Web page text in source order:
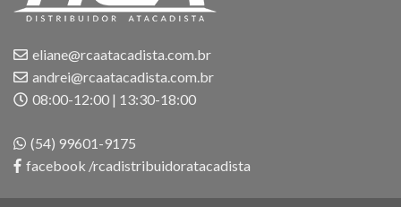
eliane@rcaatacadista.com.br
andrei@rcaatacadista.com.br
08:00-12:00 | 13:30-18:00
(54) 99601-9175
facebook /rcadistribuidoratacadista